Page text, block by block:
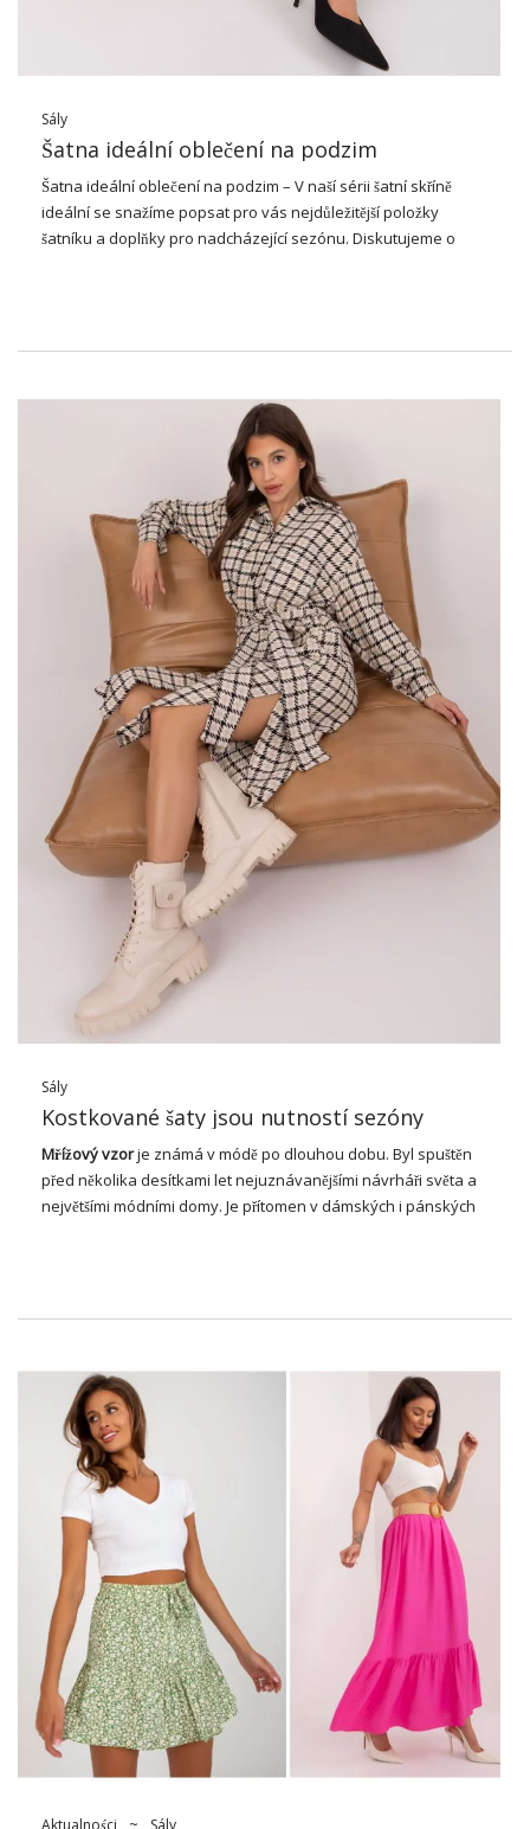
Sály
Šatna ideální oblečení na podzim
Šatna ideální oblečení na podzim – V naší sérii šatní skříně
ideální se snažíme popsat pro vás nejdůležitější položky
šatníku a doplňky pro nadcházející sezónu. Diskutujeme o
Trendy v nové sezóně – Šatna
Na podzim se všechny teplé a měkké materiály na dotek
vracejí do milosti. Bavlna, velur, semiš a vlna jsou vítány.
Pokud jde o barvy, vládnou odstíny spojené s podzimní
aurou. Stojí za to vsadit na intenzivní červenou a tlumenou
vínovou, olivovou a khaki ve vojenském stylu, žlutou,
hořčičnou a zlatou. Zemské barvy jsou také stále populárnější,
tj. Hnědé, zelené (láhev zelená!) a černá. Letos také stojí za to
vsadit na odstíny modré (modrá, tyrkysová, kobaltová), růžová
(světle růžová, fuchsie) a fialové (lila, tmavě fialová). V souladu
s trendy jsou oblečení na podzim adoplňkyz frędzlami,
wiązaniami oraz falbankami. Dalej popularne są metaliczne
odcienie i elementy takie jak perełki, dżety czy biżuteryjne
wstawki. Z wzorów bardzo modne są …
Sály
Kostkované šaty jsou nutností sezóny
Mřížový vzorje známá v módě po dlouhou dobu. Byl spuštěn
před několika desítkami let nejuznávanějšími návrháři světa a
největšími módními domy. Je přítomen v dámských i pánských
každodenním a elegantním vzhledem. To je jeho síla, a proto
ho milujeme. Pokud jste také jedním z jeho fanoušků,
nezapomeňte se podívat na nejnovější trend, který je
kostkovanéšaty
. Velikost a hustota vzoru – libovolná. Takový
model prostě musí být ve vašem šatníku v podzimně-zimní
sezóně! Podívejte se na nejmodernější návrhy.
Červené a černé kostkované šaty
To je náš jasný favorit. Kontrastní kombinace těchto barev je
výrazná a dobře se harmonizuje. Kromě toho je to energetická
směs, která bude ideální pro …
Aktualności ~ Sály